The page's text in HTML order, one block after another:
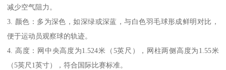
减少空气阻力。
3. 颜色：多为深色，如深绿或深蓝，与白色羽毛球形成鲜明对比，
便于运动员观察球的轨迹。
4. 高度：网中央高度为1.524米（5英尺），网柱两侧高度为1.55米
（5英尺1英寸），符合国际比赛标准。